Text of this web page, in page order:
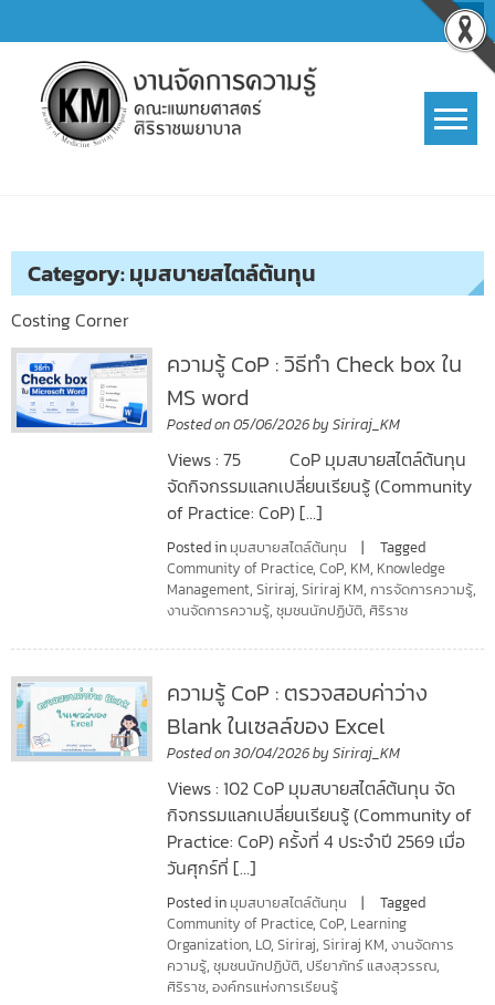
to
content
Category:มุมสบายสไตล์ต้นทุน
Costing Corner
ความรู้ CoP : วิธีทำ Check box ใน
MS word
Posted on05/06/2026bySiriraj_KM
Views : 75 CoP มุมสบายสไตล์ต้นทุน
จัดกิจกรรมแลกเปลี่ยนเรียนรู้ (Community
of Practice: CoP) […]
Posted in มุมสบายสไตล์ต้นทุน
Tagged
Community of Practice,CoP, KM, Knowledge
Management,Siriraj,Siriraj KM,การจัดการความรู้,
งานจัดการความรู้,ชุมชนนักปฏิบัติ, ศิริราช
ความรู้ CoP : ตรวจสอบค่าว่าง
Blank ในเซลล์ของ Excel
Posted on30/04/2026bySiriraj_KM
Views : 102 CoP มุมสบายสไตล์ต้นทุน จัด
กิจกรรมแลกเปลี่ยนเรียนรู้ (Community of
Practice: CoP) ครั้งที่ 4 ประจำปี 2569 เมื่อ
วันศุกร์ที่ […]
Posted in มุมสบายสไตล์ต้นทุน
Tagged
Community of Practice,CoP, Learning
Organization, LO,Siriraj,Siriraj KM,งานจัดการ
ความรู้,ชุมชนนักปฏิบัติ, ปรียาภัทร์ แสงสุวรรณ,
ศิริราช,องค์กรแห่งการเรียนรู้